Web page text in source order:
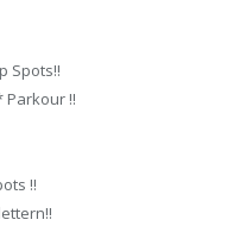
Spots!!
Parkour !!
!!